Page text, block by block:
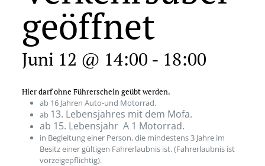
geöffnet
Juni 12 @ 14:00 - 18:00
Hier darf ohne Führerschein geübt werden.
ab 16 Jahren Auto-und Motorrad.
ab 13. Lebensjahres mit dem Mofa.
ab 15. Lebensjahr A 1 Motorrad.
in Begleitung einer Person, die mindestens 3 Jahre im
Besitz einer gültigen Fahrerlaubnis ist. (Fahrerlaubnis ist
vorzeigepflichtig).